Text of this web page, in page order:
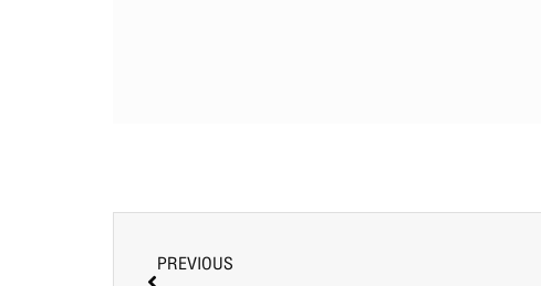
PREVIOUS